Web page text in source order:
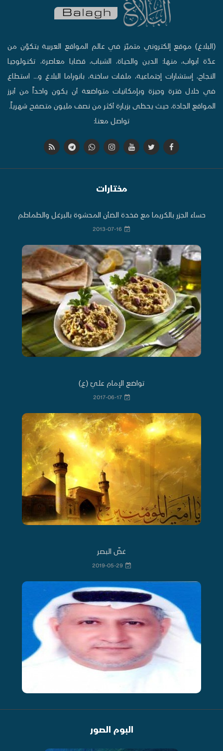
(البلاغ) موقع إلكتروني متميّز في عالم المواقع العربية يتكوّن من
عدّة أبواب، منها: الدين والحياة، الشباب، قضايا معاصرة، تكنولوجيا
النجاح، إستشارات إجتماعية، ملفات ساخنة، بانوراما البلاغ و... استطاع
في خلال فترة وجيزة وبإمكانيات متواضعة أن يكون واحداً من أبرز
المواقع الجادة، حيث يحظى بزيارة أكثر من نصف مليون متصفح شهرياً.
تواصل معنا:
مختارات
حساء الجزر بالكريما مع فخدة الضأن المحشوة بالبرغل والطماطم
2013-07-16
تواضع الإمام عليّ (ع)
2017-06-17
غضّ البصر
2019-05-29
البوم الصور